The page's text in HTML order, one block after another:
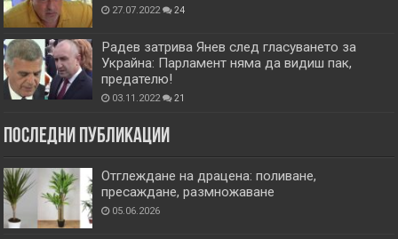
27.07.2022 24
Радев затрива Янев след гласуването за
Украйна: Парламент няма да видиш пак,
предателю!
03.11.2022 21
Последни публикации
Отглеждане на драцена: поливане,
пресаждане, размножаване
05.06.2026